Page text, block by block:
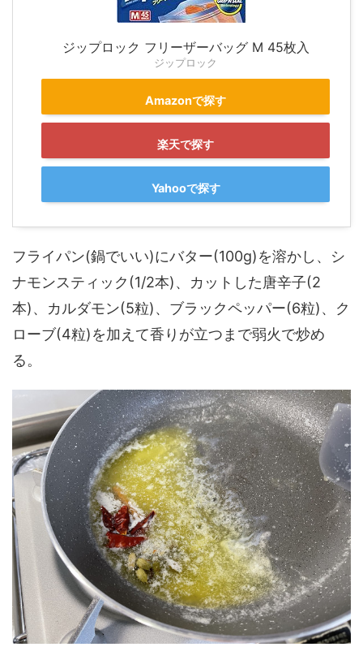
ジップロック フリーザーバッグ M 45枚入
ジップロック
Amazonで探す
楽天で探す
Yahooで探す
フライパン(鍋でいい)にバター(100g)を溶かし、シ
ナモンスティック(1/2本)、カットした唐辛子(2
本)、カルダモン(5粒)、ブラックペッパー(6粒)、ク
ローブ(4粒)を加えて香りが立つまで弱火で炒め
る。